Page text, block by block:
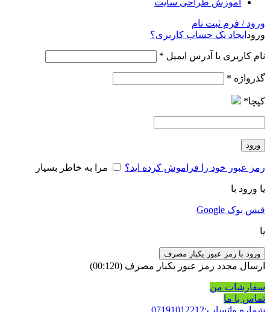
آموزش طراحی سایت
ورود / فرم ثبت نام
ورود ایجاد یک حساب کاربری؟
نام کاربری یا آدرس ایمیل *
گذرواژه *
کپچا*
ورود
رمز عبور خود را فراموش کرده اید؟ مرا به خاطر بسپار
یا ورود با
فیس بوک Google
یا
ورود با رمز عبور یکبار مصرف
ارسال مجدد رمز عبور یکبار مصرف (00:
120
)
سفارشات من
تماس با ما
شماره واتساپ:07191012212